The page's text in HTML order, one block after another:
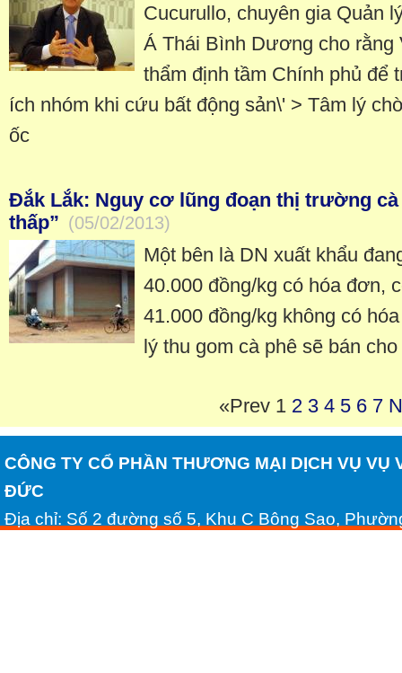
Cucurullo, chuyên gia Quản
Á Thái Bình Dương cho rằng
thẩm định tầm Chính phủ để
ích nhóm khi cứu bất động sản\' > Tâm lý
ốc
Đắk Lắk: Nguy cơ lũng đoạn thị trường cà
thấp” (05/02/2013)
Một bên là DN xuất khẩu
40.000 đồng/kg có hóa đơn,
41.000 đồng/kg không có
lý thu gom cà phê sẽ bán
«Prev 1 2 3 4 5 6 7
CÔNG TY CỔ PHẦN THƯƠNG MẠI DỊCH VỤ VỤ
ĐỨC
Địa chỉ: Số 2 đường số 5, Khu C Bông Sao,